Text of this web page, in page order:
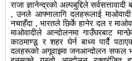
राजा ज्ञानेन्द्रको अल्पबुद्दिले
, उनले आफ्नालागि दलहरूलाई माओवादी
नचाहँदा , भारतले छिर्के हानेर दल र
माओवादीले आन्दोलनमा गाउँघरबाट
काठमाण्डू र शहर घेर्न बाध्य पार्दै
दलहरूको अगूवाइमा जनआन्दोलन सफल